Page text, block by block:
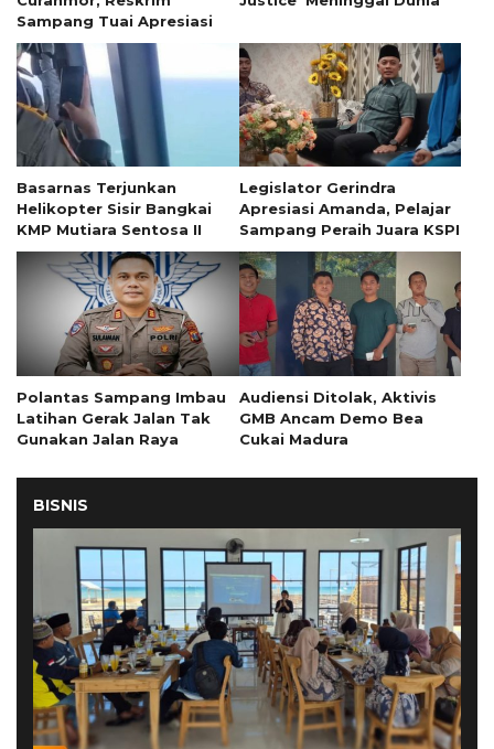
Sampang Tuai Apresiasi
Basarnas Terjunkan
Helikopter Sisir Bangkai
KMP Mutiara Sentosa II
Legislator Gerindra
Apresiasi Amanda, Pelajar
Sampang Peraih Juara KSPI
Polantas Sampang Imbau
Latihan Gerak Jalan Tak
Gunakan Jalan Raya
Audiensi Ditolak, Aktivis
GMB Ancam Demo Bea
Cukai Madura
BISNIS